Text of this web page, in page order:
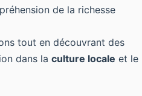
de la richesse
tout en découvrant des
dans la culture locale et le